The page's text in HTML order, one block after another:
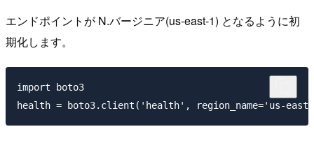
エンドポイントが N.バージニア(us-east-1) となるように初
期化します。
import boto3